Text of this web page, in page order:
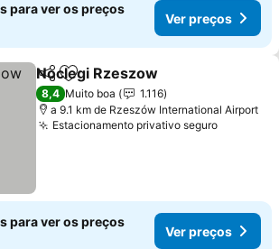
para ver os preços
Ver preços
PartilharAdicionar aos favoritos
Noclegi Rzeszow
8,4 Muito boa
1.116
a 9.1 km de Rzeszów International Airport
Estacionamento privativo seguro
para ver os preços
Ver preços